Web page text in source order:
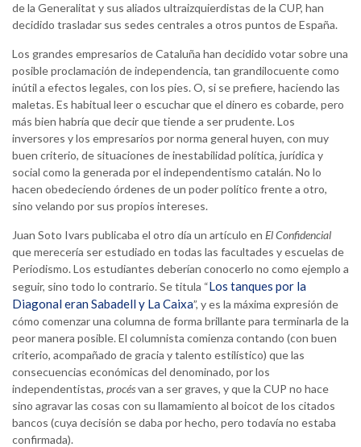
de la Generalitat y sus aliados ultraizquierdistas de la CUP, han
decidido trasladar sus sedes centrales a otros puntos de España.
Los grandes empresarios de Cataluña han decidido votar sobre una
posible proclamación de independencia, tan grandilocuente como
inútil a efectos legales, con los pies. O, si se prefiere, haciendo las
maletas. Es habitual leer o escuchar que el dinero es cobarde, pero
más bien habría que decir que tiende a ser prudente. Los
inversores y los empresarios por norma general huyen, con muy
buen criterio, de situaciones de inestabilidad política, jurídica y
social como la generada por el independentismo catalán. No lo
hacen obedeciendo órdenes de un poder político frente a otro,
sino velando por sus propios intereses.
Juan Soto Ivars publicaba el otro día un artículo en El Confidencial
que merecería ser estudiado en todas las facultades y escuelas de
Periodismo. Los estudiantes deberían conocerlo no como ejemplo a
seguir, sino todo lo contrario. Se titula “Los tanques por la
Diagonal eran Sabadell y La Caixa”, y es la máxima expresión de
cómo comenzar una columna de forma brillante para terminarla de la
peor manera posible. El columnista comienza contando (con buen
criterio, acompañado de gracia y talento estilístico) que las
consecuencias económicas del denominado, por los
independentistas, procésvan a ser graves, y que la CUP no hace
sino agravar las cosas con su llamamiento al boicot de los citados
bancos (cuya decisión se daba por hecho, pero todavía no estaba
confirmada).